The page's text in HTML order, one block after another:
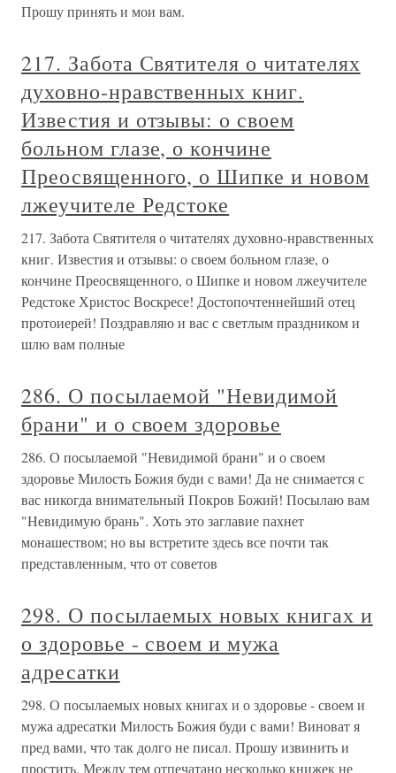
Прошу принять и мои вам.
217. Забота Святителя о читателях
духовно-нравственных книг.
Известия и отзывы: о своем
больном глазе, о кончине
Преосвященного, о Шипке и новом
лжеучителе Редстоке
217. Забота Святителя о читателях духовно-нравственных
книг. Известия и отзывы: о своем больном глазе, о
кончине Преосвященного, о Шипке и новом лжеучителе
Редстоке Христос Воскресе! Достопочтеннейший отец
протоиерей! Поздравляю и вас с светлым праздником и
шлю вам полные
286. О посылаемой "Невидимой
брани" и о своем здоровье
286. О посылаемой "Невидимой брани" и о своем
здоровье Милость Божия буди с вами! Да не снимается с
вас никогда внимательный Покров Божий! Посылаю вам
"Невидимую брань". Хоть это заглавие пахнет
монашеством; но вы встретите здесь все почти так
представленным, что от советов
298. О посылаемых новых книгах и
о здоровье - своем и мужа
адресатки
298. О посылаемых новых книгах и о здоровье - своем и
мужа адресатки Милость Божия буди с вами! Виноват я
пред вами, что так долго не писал. Прошу извинить и
простить. Между тем отпечатано несколько книжек не